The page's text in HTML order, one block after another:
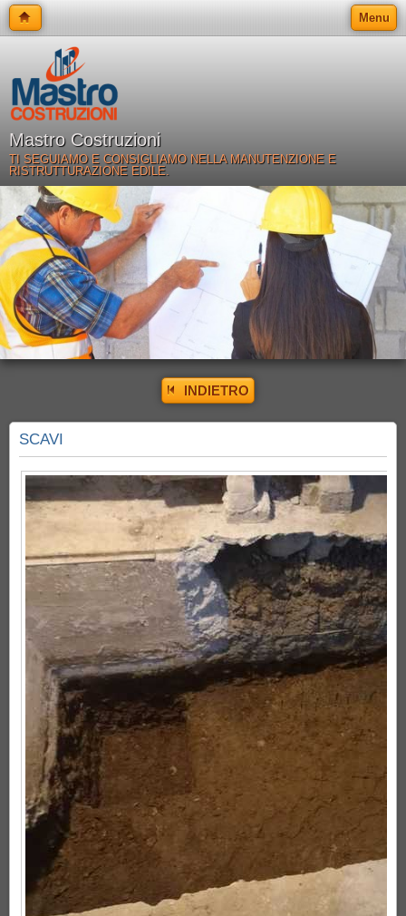
Menu
Mastro Costruzioni
TI SEGUIAMO E CONSIGLIAMO NELLA MANUTENZIONE E
RISTRUTTURAZIONE EDILE.
INDIETRO
SCAVI